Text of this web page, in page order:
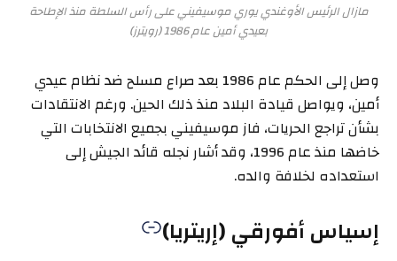
مازال الرئيس الأوغندي يوري موسيفيني على رأس السلطة منذ الإطاحة
بعيدي أمين عام 1986 (رويترز)
وصل إلى الحكم عام 1986 بعد صراع مسلح ضد نظام عيدي
أمين، ويواصل قيادة البلاد منذ ذلك الحين. ورغم الانتقادات
بشأن تراجع الحريات، فاز موسيفيني بجميع الانتخابات التي
خاضها منذ عام 1996، وقد أشار نجله قائد الجيش إلى
استعداده لخلافة والده.
إسياس أفورقي (إريتريا)